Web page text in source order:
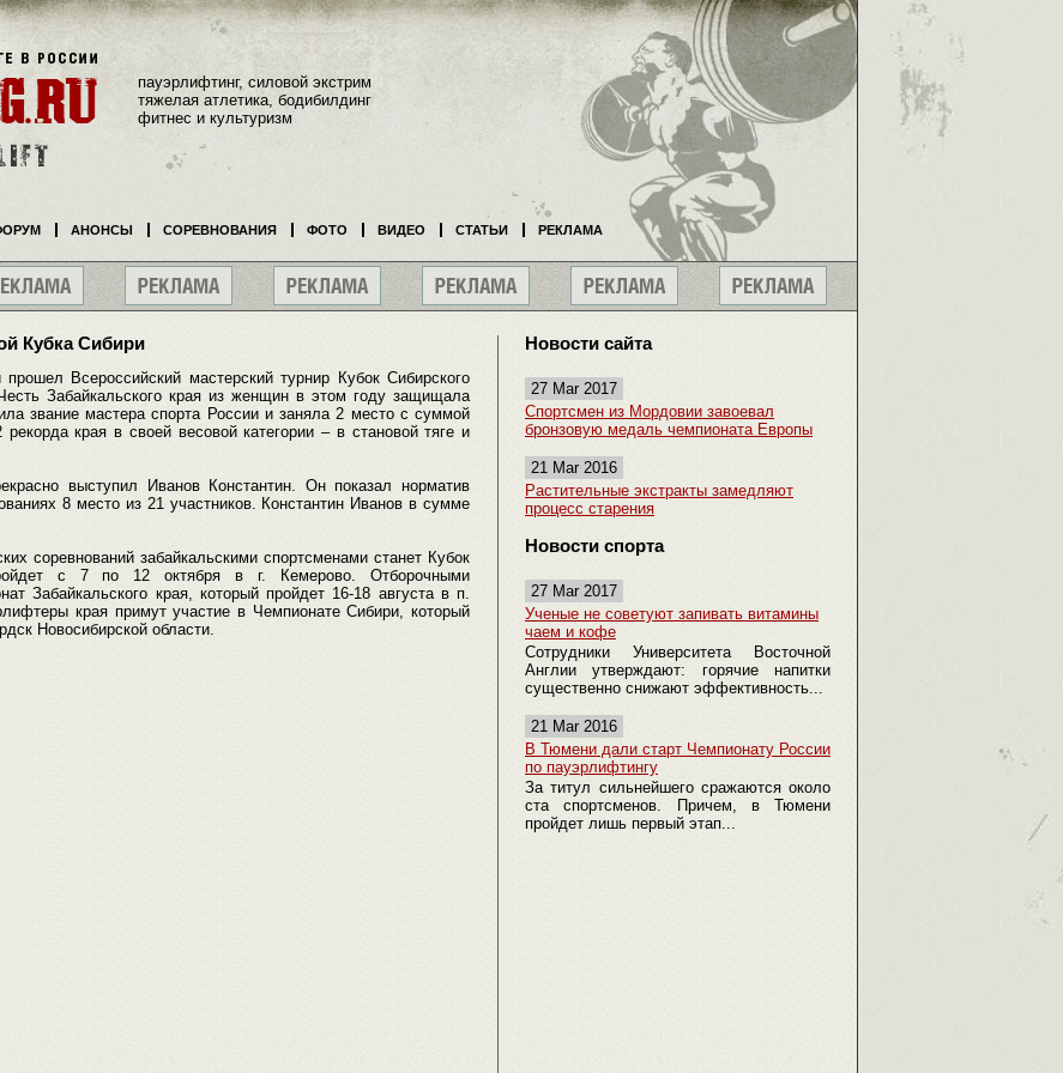
Кубка Сибири
Всероссийский мастерский турнир Кубок Сибирского
Забайкальского края из женщин в этом году защищала
звание мастера спорта России и заняла 2 место с суммой
края в своей весовой категории – в становой тяге и
выступил Иванов Константин. Он показал норматив
8 место из 21 участников. Константин Иванов в сумме
соревнований забайкальскими спортсменами станет Кубок
с 7 по 12 октября в г. Кемерово. Отборочными
Забайкальского края, который пройдет 16-18 августа в п.
края примут участие в Чемпионате Сибири, который
Новосибирской области.
Новости сайта
27 Mar 2017
Спортсмен из Мордовии завоевал
бронзовую медаль чемпионата Европы
21 Mar 2016
Растительные экстракты замедляют
процесс старения
Новости спорта
27 Mar 2017
Ученые не советуют запивать витамины
чаем и кофе
Сотрудники Университета Восточной
Англии утверждают: горячие напитки
существенно снижают эффективность...
21 Mar 2016
В Тюмени дали старт Чемпионату России
по пауэрлифтингу
За титул сильнейшего сражаются около
ста спортсменов. Причем, в Тюмени
пройдет лишь первый этап...
пауэрлифтинг, силовой экстрим
тяжелая атлетика, бодибилдинг
фитнес и культуризм
АНОНСЫ СОРЕВНОВАНИЯ ФОТО ВИДЕО СТАТЬИ РЕКЛАМА